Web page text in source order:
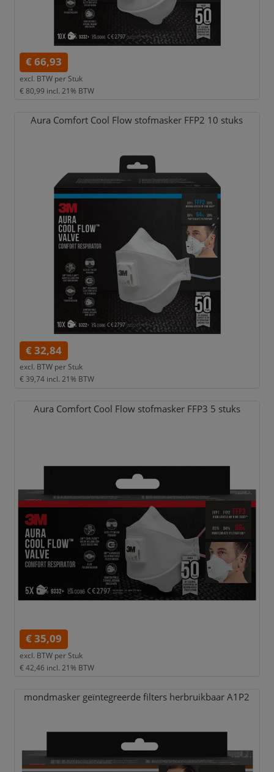
€ 66,93
excl. BTW per Stuk
€ 80,99 incl. 21% BTW
Aura Comfort Cool Flow stofmasker FFP2 10 stuks
€ 32,84
excl. BTW per Stuk
€ 39,74 incl. 21% BTW
Aura Comfort Cool Flow stofmasker FFP3 5 stuks
€ 35,09
excl. BTW per Stuk
€ 42,46 incl. 21% BTW
mondmasker geïntegreerde filters herbruikbaar A1P2